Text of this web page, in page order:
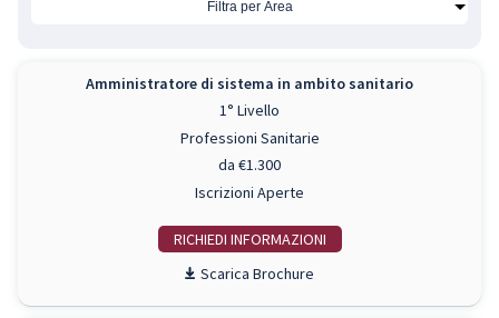
Amministratore di sistema in ambito sanitario
1° Livello
Professioni Sanitarie
da €1.300
Iscrizioni Aperte
RICHIEDI INFO
Scarica Brochure